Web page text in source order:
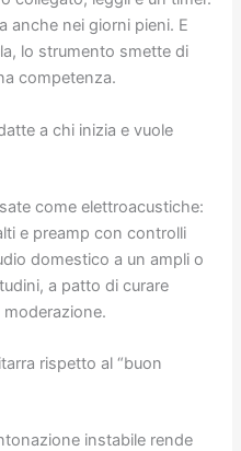
anche nei giorni pieni. E
lo strumento smette di
competenza.
a chi inizia e vuole
come elettroacustiche:
e preamp con controlli
domestico a un ampli o
a patto di curare
rispetto al “buon
instabile rende